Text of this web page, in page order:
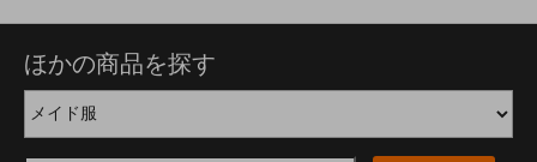
ほかの商品を探す